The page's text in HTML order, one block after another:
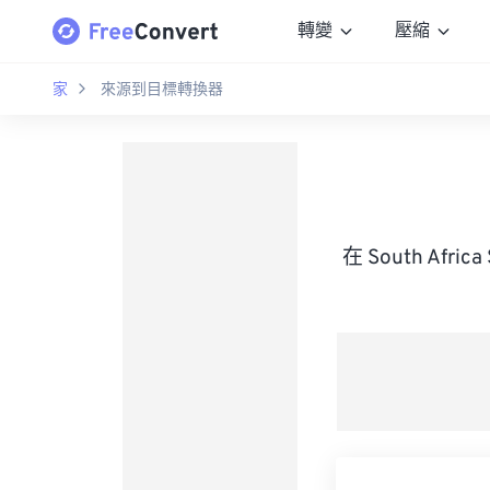
轉變 壓縮
家 來源到目標轉換器
在 South Africa